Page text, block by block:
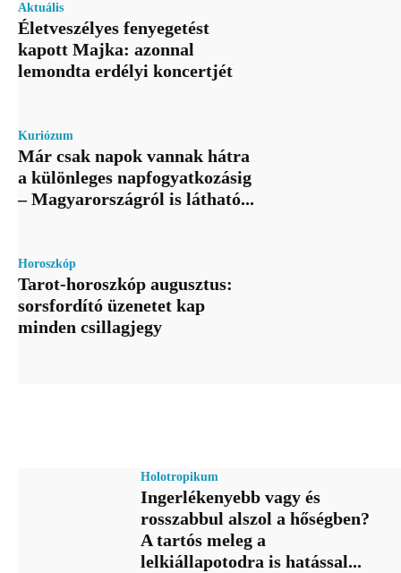
Aktuális
Életveszélyes fenyegetést
kapott Majka: azonnal
lemondta erdélyi koncertjét
Kuriózum
Már csak napok vannak hátra
a különleges napfogyatkozásig
– Magyarországról is látható...
Horoszkóp
Tarot-horoszkóp augusztus:
sorsfordító üzenetet kap
minden csillagjegy
Holotropikum
Ingerlékenyebb vagy és
rosszabbul alszol a hőségben?
A tartós meleg a
lelkiállapotodra is hatással...